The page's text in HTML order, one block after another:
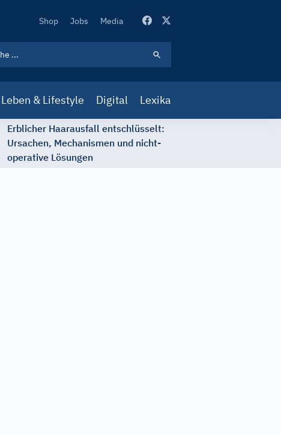
Secondary
Shop Jobs Media
Leben & Lifestyle Digital Lexika
Erblicher Haarausfall entschlüsselt:
Ursachen, Mechanismen und nicht-
operative Lösungen